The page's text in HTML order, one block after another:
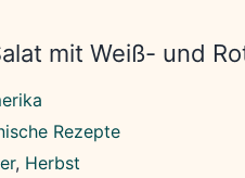
mit Weiß- und
Rezepte
, Herbst